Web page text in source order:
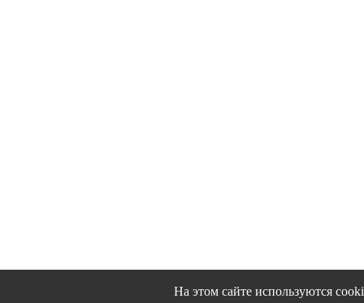
На этом сайте используются